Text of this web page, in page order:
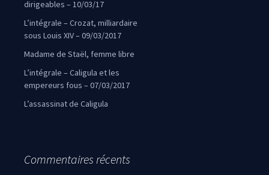
dirigeables – 10/03/17
L’intégrale – Crozat, milliardaire
sous Louis XIV – 09/03/2017
Madame de Staël, femme libre
L’intégrale – Caligula et les
empereurs fous – 07/03/2017
L’assassinat de Caligula
Commentaires récents